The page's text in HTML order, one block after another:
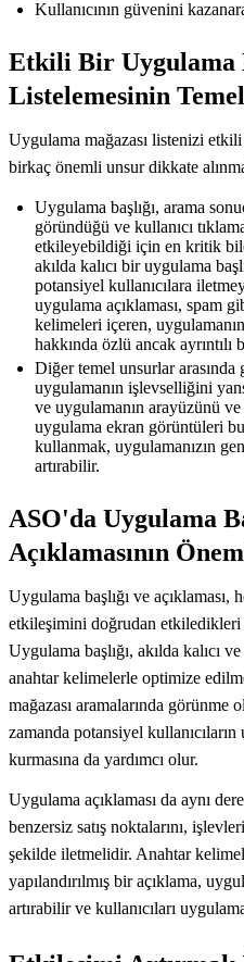
Kullanıcının güvenini
Etkili Bir Uygulama
Listelemesinin
Uygulama mağazası listenizi
birkaç önemli unsur dikkate
Uygulama başlığı, arama
göründüğü ve kullanıcı
etkileyebildiği için en kritik
akılda kalıcı bir uygulama
potansiyel kullanıcılara
uygulama açıklaması, spam
kelimeleri içeren,
hakkında özlü ancak ayrıntılı
Diğer temel unsurlar
uygulamanın işlevselliğini
ve uygulamanın arayüzünü
uygulama ekran görüntüleri
kullanmak, uygulamanızın
artırabilir.
ASO'da Uygulama
Açıklamasının
Uygulama başlığı ve açıklaması,
etkileşimini doğrudan
Uygulama başlığı, akılda kalıcı
anahtar kelimelerle optimize
mağazası aramalarında görünme
zamanda potansiyel kullanıcıların
kurmasına da yardımcı olur.
Uygulama açıklaması da aynı
benzersiz satış noktalarını,
şekilde iletmelidir. Anahtar
yapılandırılmış bir açıklama,
artırabilir ve kullanıcıları